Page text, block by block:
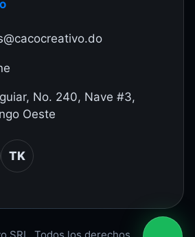
No. 240, Nave #3,
Oeste
TK